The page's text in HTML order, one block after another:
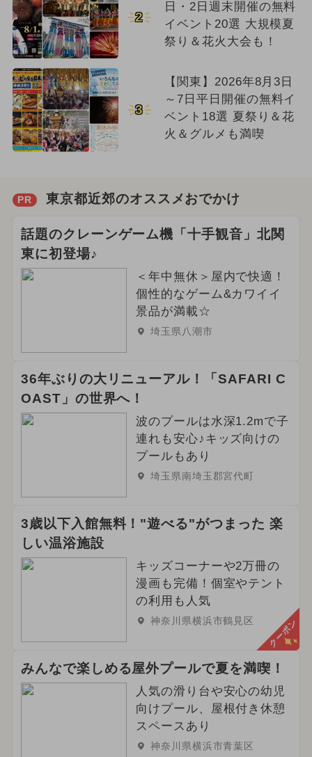
2
日・2日週末開催の無料
イベント20選 大規模夏
祭り＆花火大会も！
3
【関東】2026年8月3日
～7日平日開催の無料イ
ベント18選 夏祭り＆花
火＆グルメも満喫
PR 東京都近郊のオススメおでかけ
話題のクレーンゲーム機「十手観音」北関
東に初登場♪
＜年中無休＞屋内で快適！
個性的なゲーム&カワイイ
景品が満載☆
埼玉県八潮市
36年ぶりの大リニューアル！「SAFARI C
OAST」の世界へ！
波のプールは水深1.2mで子
連れも安心♪キッズ向けの
プールもあり
埼玉県南埼玉郡宮代町
3歳以下入館無料！"遊べる"がつまった 楽
しい温浴施設
キッズコーナーや2万冊の
漫画も完備！個室やテント
の利用も人気
神奈川県横浜市鶴見区 クーポン
みんなで楽しめる屋外プールで夏を満喫！
人気の滑り台や安心の幼児
向けプール、屋根付き休憩
スペースあり
神奈川県横浜市青葉区